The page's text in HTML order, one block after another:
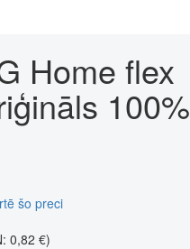
Home flex
100%
šo preci
0,82 €)